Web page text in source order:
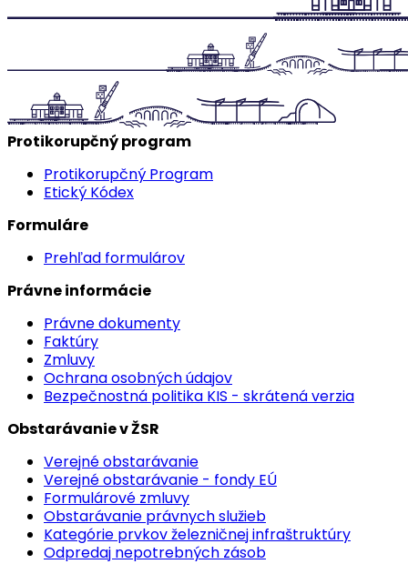
Protikorupčný program
Protikorupčný Program
Etický Kódex
Formuláre
Prehľad formulárov
Právne informácie
Právne dokumenty
Faktúry
Zmluvy
Ochrana osobných údajov
Bezpečnostná politika KIS - skrátená verzia
Obstarávanie v ŽSR
Verejné obstarávanie
Verejné obstarávanie - fondy EÚ
Formulárové zmluvy
Obstarávanie právnych služieb
Kategórie prvkov železničnej infraštruktúry
Odpredaj nepotrebných zásob